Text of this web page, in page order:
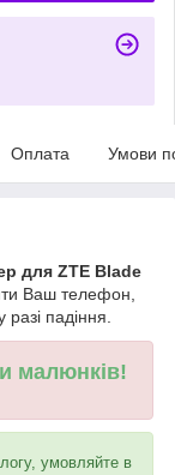
Оплата Умови
для ZTE Blade
Ваш телефон,
падіння.
малюнків!
умовляйте в